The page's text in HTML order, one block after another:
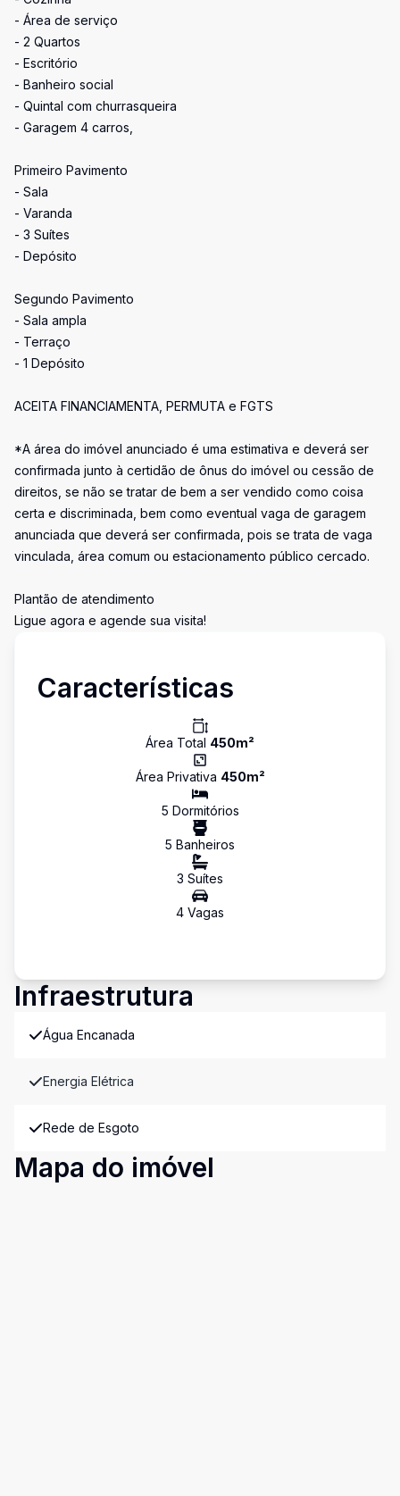
- Área de serviço
- 2 Quartos
- Escritório
- Banheiro social
- Quintal com churrasqueira
- Garagem 4 carros,
Primeiro Pavimento
- Sala
- Varanda
- 3 Suítes
- Depósito
Segundo Pavimento
- Sala ampla
- Terraço
- 1 Depósito
ACEITA FINANCIAMENTA, PERMUTA e FGTS
*A área do imóvel anunciado é uma estimativa e deverá ser
confirmada junto à certidão de ônus do imóvel ou cessão de
direitos, se não se tratar de bem a ser vendido como coisa
certa e discriminada, bem como eventual vaga de garagem
anunciada que deverá ser confirmada, pois se trata de vaga
vinculada, área comum ou estacionamento público cercado.
Plantão de atendimento
Ligue agora e agende sua visita!
Características
Área Total 450m²
Área Privativa 450m²
5 Dormitórios
5 Banheiros
3 Suítes
4 Vagas
Infraestrutura
Água Encanada
Energia Elétrica
Rede de Esgoto
Mapa do imóvel